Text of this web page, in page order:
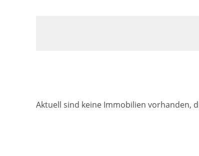
Aktuell sind keine Immobilien vorhanden,